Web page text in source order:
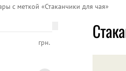
с меткой «Стаканчики для чая»
грн.